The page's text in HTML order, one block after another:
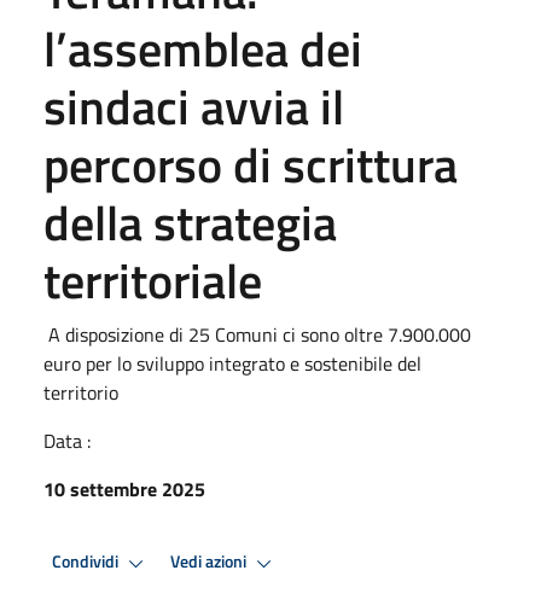
l’assemblea dei
sindaci avvia il
percorso di scrittura
della strategia
territoriale
A disposizione di 25 Comuni ci sono oltre 7.900.000
euro per lo sviluppo integrato e sostenibile del
territorio
Data :
10 settembre 2025
Condividi Vedi azioni